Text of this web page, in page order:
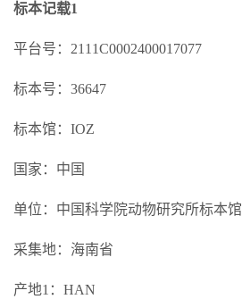
标本记载1
平台号：2111C0002400017077
标本号：36647
标本馆：IOZ
国家：中国
单位：中国科学院动物研究所标本馆
采集地：海南省
产地1：HAN